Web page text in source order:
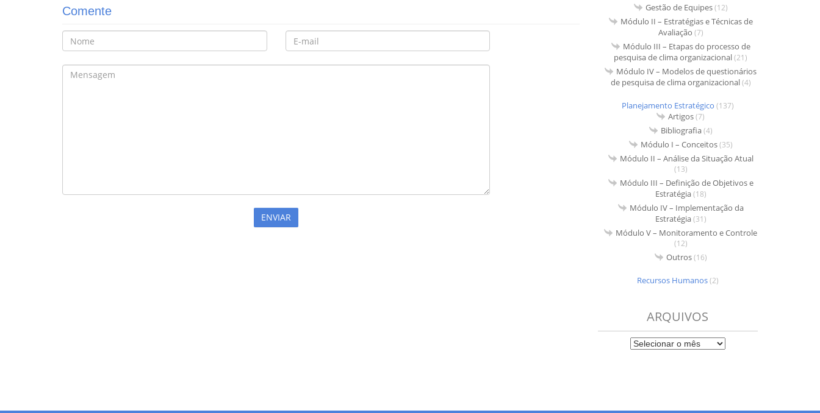
Comente Gestão de Equipes(12)
Módulo II – Estratégias e Técnicas de
Avaliação (7)
Módulo III – Etapas do processo de
pesquisa de clima organizacional(21)
Módulo IV – Modelos de questionários
de pesquisa de clima organizacional(4)
Planejamento Estratégico (137)
Artigos(7)
Bibliografia(4)
Módulo I – Conceitos(35)
Módulo II – Análise da Situação Atual
(13)
Módulo III – Definição de Objetivos e
Estratégia(18)
Módulo IV – Implementação da
Estratégia(31)
Módulo V – Monitoramento e Controle
(12)
Outros(16)
Recursos Humanos(2)
ARQUIVOS